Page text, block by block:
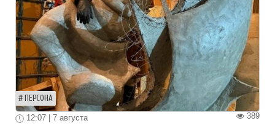
ПЕРСОНА
389
12:07 | 7 августа